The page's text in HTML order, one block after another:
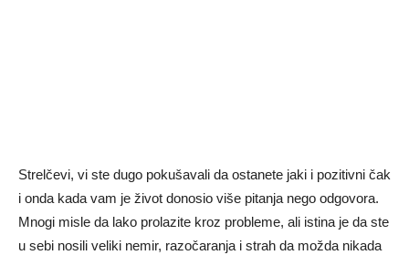
Strelčevi, vi ste dugo pokušavali da ostanete jaki i pozitivni čak
i onda kada vam je život donosio više pitanja nego odgovora.
Mnogi misle da lako prolazite kroz probleme, ali istina je da ste
u sebi nosili veliki nemir, razočaranja i strah da možda nikada